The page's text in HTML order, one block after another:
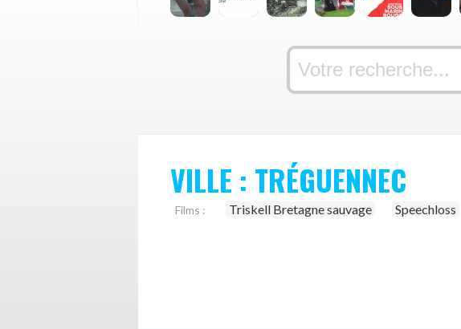
VILLE : TRÉGUENNEC
Films : Triskell Bretagne sauvage Speechloss